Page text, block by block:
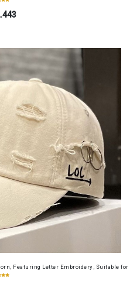
Featuring Letter Embroidery, Suitable